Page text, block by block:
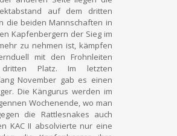
auf dem dritten
die beiden Mannschaften in
Kapfenbergern der Sieg im
zu nehmen ist, kämpfen
mit den Frohnleiten
Platz. Im letzten
November gab es einen
Die Kängurus werden im
Wochenende, wo man
die Rattlesnakes auch
KAC II absolvierte nur eine